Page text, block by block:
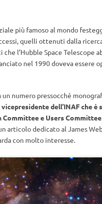
più famoso al mondo
quelli ottenuti dalla
l’Hubble Space Telescope
nel 1990 doveva essere
un numero pressocché
dell’INAF che è
Committee e Users Committee
articolo dedicato al James
con molto interesse.